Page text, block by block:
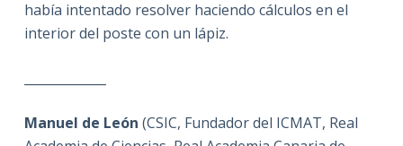
había intentado resolver haciendo cálculos en el
interior del poste con un lápiz.
Manuel de León (CSIC, Fundador del ICMAT, Real